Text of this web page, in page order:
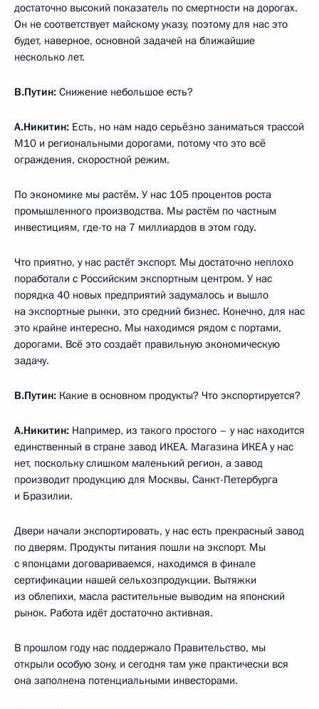
достаточно высокий показатель по смертности на дорогах.
Он не соответствует майскому указу, поэтому для нас это
будет, наверное, основной задачей на ближайшие
несколько лет.
В.Путин: Снижение небольшое есть?
А.Никитин: Есть, но нам надо серьёзно заниматься трассой
М10 и региональными дорогами, потому что это всё
ограждения, скоростной режим.
По экономике мы растём. У нас 105 процентов роста
промышленного производства. Мы растём по частным
инвестициям, где-то на 7 миллиардов в этом году.
Что приятно, у нас растёт экспорт. Мы достаточно неплохо
поработали с Российским экспортным центром. У нас
порядка 40 новых предприятий задумалось и вышло
на экспортные рынки, это средний бизнес. Конечно, для нас
это крайне интересно. Мы находимся рядом с портами,
дорогами. Всё это создаёт правильную экономическую
задачу.
В.Путин: Какие в основном продукты? Что экспортируется?
А.Никитин: Например, из такого простого – у нас находится
единственный в стране завод ИКЕА. Магазина ИКЕА у нас
нет, поскольку слишком маленький регион, а завод
производит продукцию для Москвы, Санкт-Петербурга
и Бразилии.
Двери начали экспортировать, у нас есть прекрасный завод
по дверям. Продукты питания пошли на экспорт. Мы
с японцами договариваемся, находимся в финале
сертификации нашей сельхозпродукции. Вытяжки
из облепихи, масла растительные выводим на японский
рынок. Работа идёт достаточно активная.
В прошлом году нас поддержало Правительство, мы
открыли особую зону, и сегодня там уже практически вся
она заполнена потенциальными инвесторами.